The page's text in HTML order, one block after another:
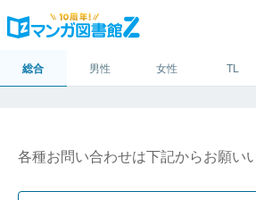
総合 男性 女性 TL
各種お問い合わせは下記からお願い